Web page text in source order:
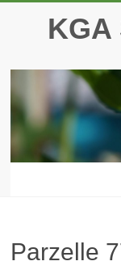
springenKGA
Parzelle